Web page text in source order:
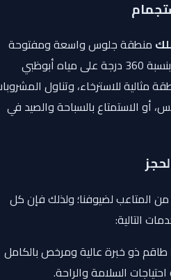
منطقة جلوس واسعة ومفتوحة
تمنحك إطلالة بانورامية ساحرة بنسبة 360 درجة على مياه أبوظبي
مثالية للاسترخاء، وتناول المشروبات
الاستمتاع بالسباحة والصيد في
المتاعب لضيوفنا؛ ولذلك فإن كل
التالية:
ذو خبرة عالية ومرخص بالكامل
السلامة والراحة.